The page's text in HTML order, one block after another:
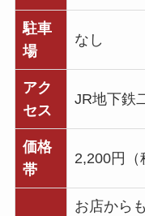
駐車
場
なし
アク
セス
JR地下鉄
価格
帯
2,200円（
お店から